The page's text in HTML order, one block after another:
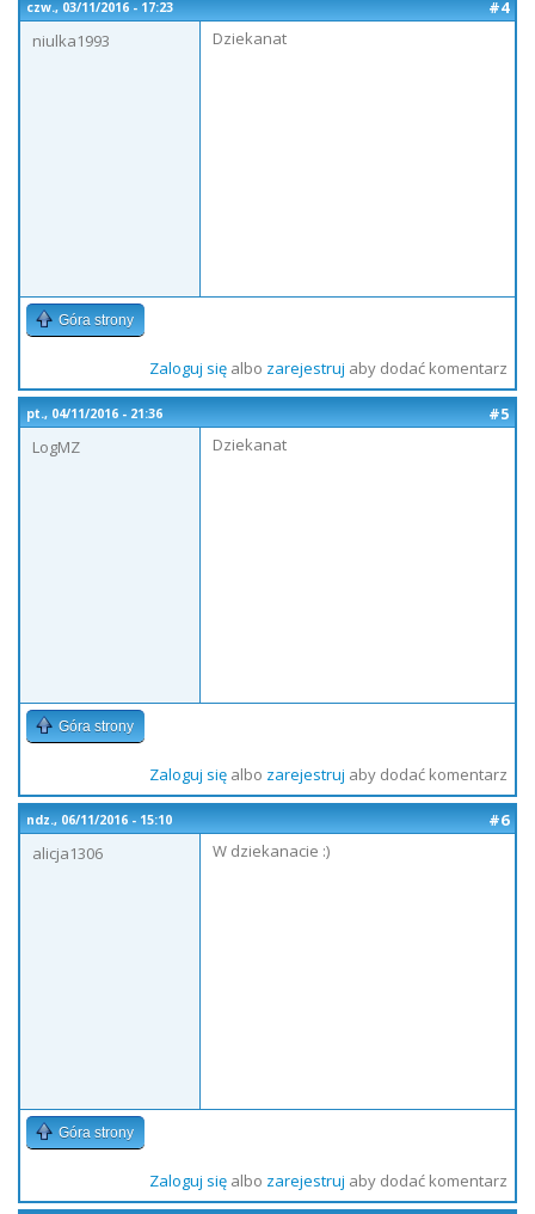
czw., 03/11/2016 - 17:23
#4
niulka1993
Dziekanat
Góra strony
Zaloguj sięalbo zarejestruj aby dodać komentarz
pt., 04/11/2016 - 21:36
#5
LogMZ
Dziekanat
Góra strony
Zaloguj sięalbo zarejestruj aby dodać komentarz
ndz., 06/11/2016 - 15:10
#6
alicja1306
W dziekanacie :)
Góra strony
Zaloguj sięalbo zarejestruj aby dodać komentarz